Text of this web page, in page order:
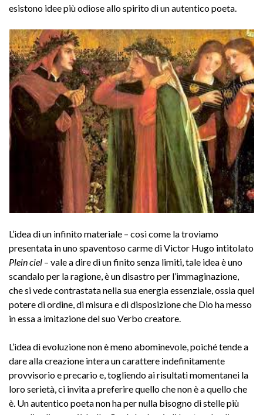
esistono idee più odiose allo spirito di un autentico poeta.
L’idea di un infinito materiale – così come la troviamo
presentata in uno spaventoso carme di Victor Hugo intitolato
Plein ciel – vale a dire di un finito senza limiti, tale idea è uno
scandalo per la ragione, è un disastro per l’immaginazione,
che si vede contrastata nella sua energia essenziale, ossia quel
potere di ordine, di misura e di disposizione che Dio ha messo
in essa a imitazione del suo Verbo creatore.
L’idea di evoluzione non è meno abominevole, poiché tende a
dare alla creazione intera un carattere indefinitamente
provvisorio e precario e, togliendo ai risultati momentanei la
loro serietà, ci invita a preferire quello che non è a quello che
è. Un autentico poeta non ha per nulla bisogno di stelle più